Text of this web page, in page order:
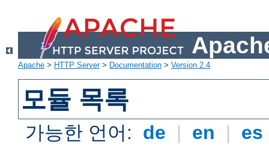
Apache > HTTP Server> Documentation > Version 2.4
모듈 목록
가능한 언어: de | en | es